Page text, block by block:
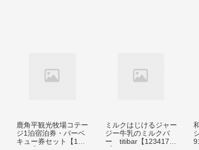
鹿角平観光牧場コテー
ジ1泊宿泊券・バーベ
キュー券セット【139
ミルクはじけるジャー
ジー牛乳のミルクバ
ー titibar【123417